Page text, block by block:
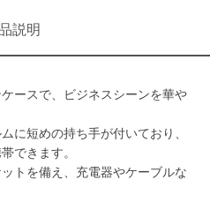
説明
ースで、ビジネスシーンを華や
に短めの持ち手が付いており、
できます。
トを備え、充電器やケーブルな